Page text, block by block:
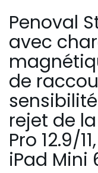
Penoval
avec
de
rejet de
Pro 12.9/
iPad Mini